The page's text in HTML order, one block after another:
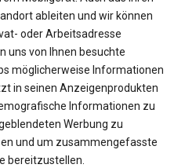
ableiten und wir können
oder Arbeitsadresse
uns von Ihnen besuchte
möglicherweise Informationen
in seinen Anzeigenprodukten
Informationen zu
Werbung zu
und um zusammengefasste
bereitzustellen.